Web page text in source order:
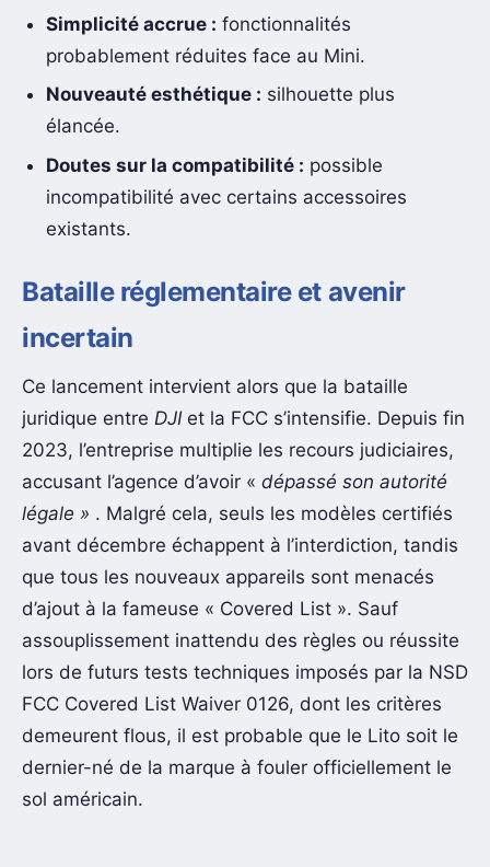
Simplicité accrue : fonctionnalités
probablement réduites face au Mini.
Nouveauté esthétique : silhouette plus
élancée.
Doutes sur la compatibilité : possible
incompatibilité avec certains accessoires
existants.
Bataille réglementaire et avenir
incertain
Ce lancement intervient alors que la bataille
juridique entre DJIet la FCC s’intensifie. Depuis fin
2023, l’entreprise multiplie les recours judiciaires,
accusant l’agence d’avoir « dépassé son autorité
légale » . Malgré cela, seuls les modèles certifiés
avant décembre échappent à l’interdiction, tandis
que tous les nouveaux appareils sont menacés
d’ajout à la fameuse « Covered List ». Sauf
assouplissement inattendu des règles ou réussite
lors de futurs tests techniques imposés par la NSD
FCC Covered List Waiver 0126, dont les critères
demeurent flous, il est probable que le Lito soit le
dernier-né de la marque à fouler officiellement le
sol américain.